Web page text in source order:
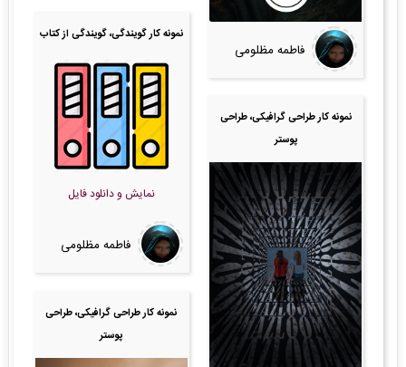
فاطمه مظلومی
نمونه کار طراحی گرافیکی، طراحی
پوستر
نمونه کار گویندگی، گویندگی از کتاب
نمایش و دانلود فایل
فاطمه مظلومی
نمونه کار طراحی گرافیکی، طراحی
پوستر